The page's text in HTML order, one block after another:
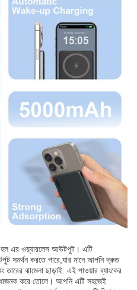
হল এর ওয়্যারলেস আউটপুট। এটি
করতে পারে,যার মানে আপনি দ্রুত
ঝামেলা ছাড়াই. এই পাওয়ার ব্যাংকের
করে তোলে। আপনি এটি সহজেই